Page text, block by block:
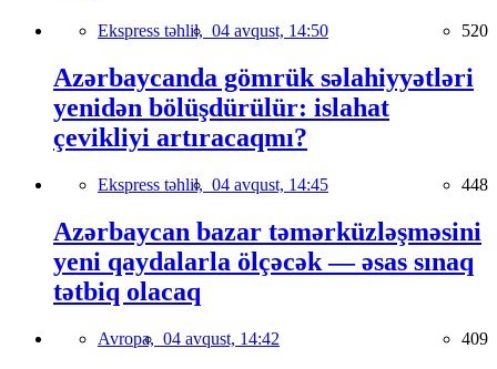
Ekspress təhlil, 04 avqust, 14:50 520
Azərbaycanda gömrük səlahiyyətləri
yenidən bölüşdürülür: islahat
çevikliyi artıracaqmı?
Ekspress təhlil, 04 avqust, 14:45 448
Azərbaycan bazar təmərküzləşməsini
yeni qaydalarla ölçəcək — əsas sınaq
tətbiq olacaq
Avropa, 04 avqust, 14:42 409